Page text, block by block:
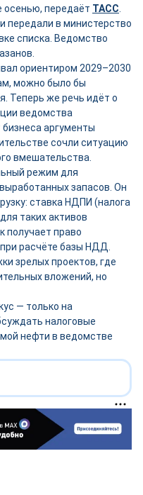
передаёт ТАСС
передали в министерство
списка. Ведомство
ориентиром 2029–2030
можно было бы
Теперь же речь идёт о
ведомства
аргументы
сочли ситуацию
вмешательства.
режим для
запасов. Он
ставка НДПИ (налога
таких активов
получает право
расчёте базы НДД.
зрелых проектов, где
вложений, но
— только на
налоговые
нефти в ведомстве